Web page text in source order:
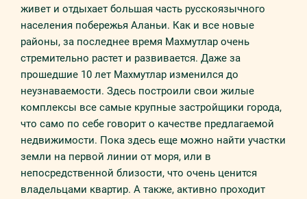
живет и отдыхает большая часть русскоязычного
населения побережья Аланьи. Как и все новые
районы, за последнее время Махмутлар очень
стремительно растет и развивается. Даже за
прошедшие 10 лет Махмутлар изменился до
неузнаваемости. Здесь построили свои жилые
комплексы все самые крупные застройщики города,
что само по себе говорит о качестве предлагаемой
недвижимости. Пока здесь еще можно найти участки
земли на первой линии от моря, или в
непосредственной близости, что очень ценится
владельцами квартир. А также, активно проходит